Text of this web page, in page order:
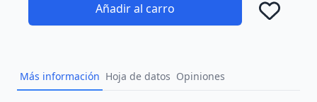
Añadir al carro
Más información Hoja de datos Opiniones